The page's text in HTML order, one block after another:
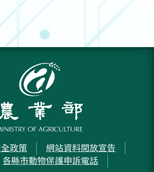
政策
網站資料開放宣告
各縣市動物保護申訴電話